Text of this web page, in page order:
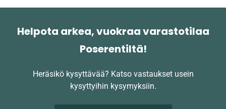
Helpota arkea, vuokraa varastotilaa
Poserentiltä!
Heräsikö kysyttävää? Katso vastaukset usein
kysyttyihin kysymyksiin.